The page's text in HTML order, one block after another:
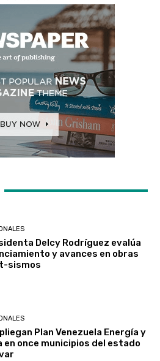
Delcy Rodríguez evalúa
y avances en obras
sismos
Plan Venezuela Energía y
en once municipios del estado